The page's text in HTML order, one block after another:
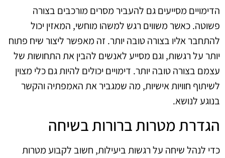
הדימויים מסייעים גם להעביר מסרים מורכבים בצורה
פשוטה. כאשר משווים רגש למשהו מוחשי, המאזין יכול
להתחבר אליו בצורה טובה יותר. זה מאפשר ליצור שיח פתוח
יותר על רגשות, וגם מסייע לאנשים להבין את התחושות של
עצמם בצורה טובה יותר. דימויים יכולים להיות גם כלי מצוין
לשיתוף חוויות אישיות, מה שמגביר את האמפתיה והקשר
בנוגע לנושא.
הגדרת מטרות ברורות בשיחה
כדי לנהל שיחה על רגשות ביעילות, חשוב לקבוע מטרות